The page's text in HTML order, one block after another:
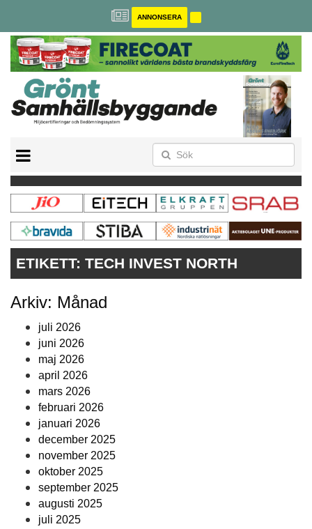
ANNONSERA
MILJÖBYGGNAD
NOLLCO2
CITYLAB
GREENBUILDING
ANNONSERA
ETIKETT: TECH INVEST NORTH
Arkiv: Månad
juli 2026
juni 2026
maj 2026
april 2026
mars 2026
februari 2026
januari 2026
december 2025
november 2025
oktober 2025
september 2025
augusti 2025
juli 2025